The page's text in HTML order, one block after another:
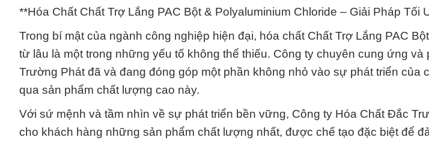
**Hóa Chất Chất Trợ Lắng PAC Bột & Polyaluminium Chloride – Giải Pháp Tối
Trong bí mật của ngành công nghiệp hiện đại, hóa chất Chất Trợ Lắng PAC
từ lâu là một trong những yếu tố không thể thiếu. Công ty chuyên cung ứng
Trường Phát đã và đang đóng góp một phần không nhỏ vào sự phát triển của
qua sản phẩm chất lượng cao này.
Với sứ mệnh và tầm nhìn về sự phát triển bền vững, Công ty Hóa Chất Đắc
cho khách hàng những sản phẩm chất lượng nhất, được chế tạo đặc biệt để